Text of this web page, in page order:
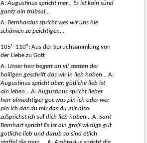
A:Augustinus spricht mer... Es ist kain sünd
gantz ain trübsal...
A: Bernhardus spricht wes wir uns hie
schämen ze peichtigen...
105r–110v: Aus der Spruchsammlung von
der Liebe zu Gott
A: Unser herr begert an vil stetten der
hailigen geschrift das wir in lieb haben... A:
Augustinus spricht aber: götliche lieb ist
ain leben... A:Augustinus spricht lieber
herr almechtiger got was pin ich oder wer
pin ich das du mir das du mir also
zuͦsprichst ich suͦl dich lieb haben... A: Sant
Bernhart spricht Es ist ain groß wirdigs guͦt
gotliche lieb und darub so sind etlich